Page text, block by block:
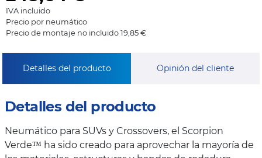
IVA incluido
Precio por neumático
Precio de montaje no incluido 19,85 €
Detalles del producto Opinión del cliente
Detalles del producto
Neumático para SUVs y Crossovers, el Scorpion
Verde™ ha sido creado para aprovechar la mayoría de